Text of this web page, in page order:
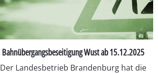
Bahnübergangsbeseitigung Wust ab 15.12.2025
Der Landesbetrieb Brandenburg hat die